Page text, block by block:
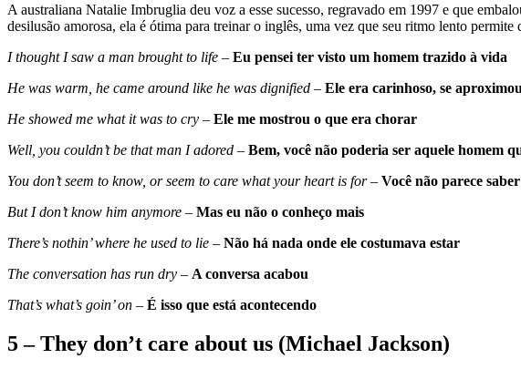
A australiana Natalie Imbruglia deu voz a esse sucesso, regravado em 1997 e que
desilusão amorosa, ela é ótima para treinar o inglês, uma vez que seu ritmo lento
I thought I saw a man brought to life – Eu pensei ter visto um homem trazido à vida
He was warm, he came around like he was dignified – Ele era carinhoso, se
He showed me what it was to cry – Ele me mostrou o que era chorar
Well, you couldn’t be that man I adored – Bem, você não poderia ser aquele homem
You don’t seem to know, or seem to care what your heart is for– Você não parece
But I don’t know him anymore – Mas eu não o conheço mais
There’s nothin’ where he used to lie – Não há nada onde ele costumava estar
The conversation has run dry – A conversa acabou
That’s what’s goin’ on – É isso que está acontecendo
5 – They don’t care about us (Michael Jackson)